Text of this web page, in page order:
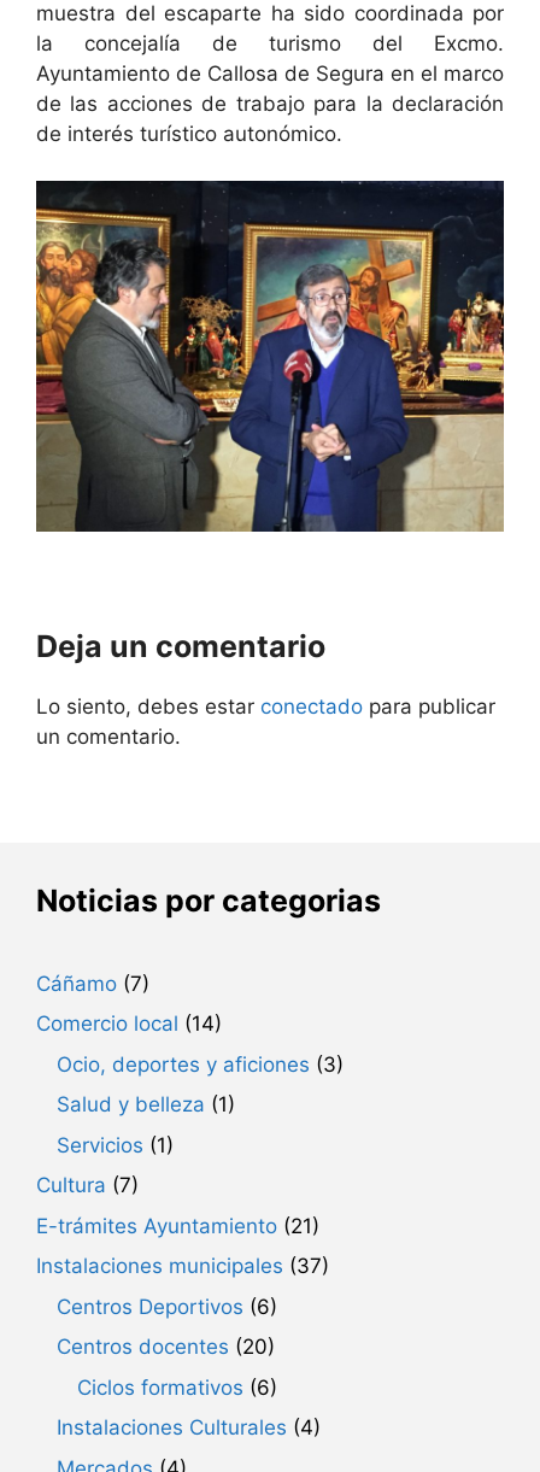
muestra del escaparte ha sido coordinada por
la concejalía de turismo del Excmo.
Ayuntamiento de Callosa de Segura en el marco
de las acciones de trabajo para la declaración
de interés turístico autonómico.
Deja un comentario
Lo siento, debes estar conectado para publicar
un comentario.
Noticias por categorias
Cáñamo (7)
Comercio local (14)
Ocio, deportes y aficiones (3)
Salud y belleza (1)
Servicios (1)
Cultura (7)
E-trámites Ayuntamiento (21)
Instalaciones municipales (37)
Centros Deportivos (6)
Centros docentes (20)
Ciclos formativos (6)
Instalaciones Culturales (4)